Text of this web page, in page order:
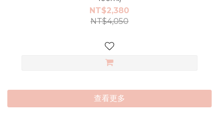
NT$2,380
NT$4,050
查看更多